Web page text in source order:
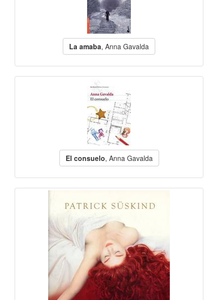
La amaba, Anna Gavalda
El consuelo, Anna Gavalda